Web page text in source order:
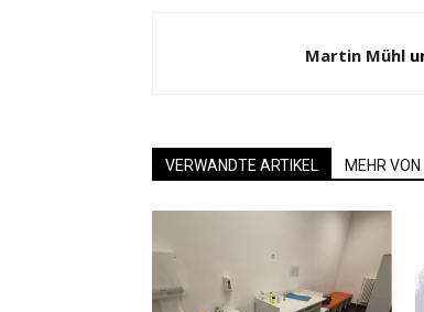
Martin Mühl
VERWANDTE ARTIKEL MEHR